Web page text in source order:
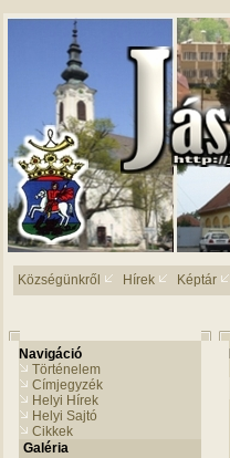
Községünkről Hírek Képtár
Navigáció
Történelem
Címjegyzék
Helyi Hírek
Helyi Sajtó
Cikkek
Galéria